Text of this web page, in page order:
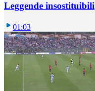
Leggende insostituibili
01:03